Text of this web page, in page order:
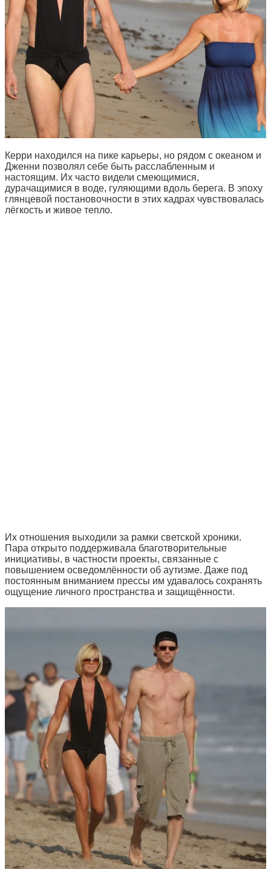
Керри находился на пике карьеры, но рядом с океаном и
Дженни позволял себе быть расслабленным и
настоящим. Их часто видели смеющимися,
дурачащимися в воде, гуляющими вдоль берега. В эпоху
глянцевой постановочности в этих кадрах чувствовалась
лёгкость и живое тепло.
Их отношения выходили за рамки светской хроники.
Пара открыто поддерживала благотворительные
инициативы, в частности проекты, связанные с
повышением осведомлённости об аутизме. Даже под
постоянным вниманием прессы им удавалось сохранять
ощущение личного пространства и защищённости.